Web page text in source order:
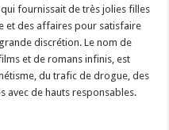
fournissait de très jolies filles
et des affaires pour satisfaire
discrétion. Le nom de
et de romans infinis, est
du trafic de drogue, des
avec de hauts responsables.